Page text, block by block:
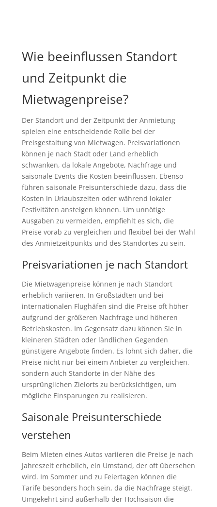
Wie beeinflussen Standort
und Zeitpunkt die
Mietwagenpreise?
Der Standort und der Zeitpunkt der Anmietung
spielen eine entscheidende Rolle bei der
Preisgestaltung von Mietwagen. Preisvariationen
können je nach Stadt oder Land erheblich
schwanken, da lokale Angebote, Nachfrage und
saisonale Events die Kosten beeinflussen. Ebenso
führen saisonale Preisunterschiede dazu, dass die
Kosten in Urlaubszeiten oder während lokaler
Festivitäten ansteigen können. Um unnötige
Ausgaben zu vermeiden, empfiehlt es sich, die
Preise vorab zu vergleichen und flexibel bei der Wahl
des Anmietzeitpunkts und des Standortes zu sein.
Preisvariationen je nach Standort
Die Mietwagenpreise können je nach Standort
erheblich variieren. In Großstädten und bei
internationalen Flughäfen sind die Preise oft höher
aufgrund der größeren Nachfrage und höheren
Betriebskosten. Im Gegensatz dazu können Sie in
kleineren Städten oder ländlichen Gegenden
günstigere Angebote finden. Es lohnt sich daher, die
Preise nicht nur bei einem Anbieter zu vergleichen,
sondern auch Standorte in der Nähe des
ursprünglichen Zielorts zu berücksichtigen, um
mögliche Einsparungen zu realisieren.
Saisonale Preisunterschiede
verstehen
Beim Mieten eines Autos variieren die Preise je nach
Jahreszeit erheblich, ein Umstand, der oft übersehen
wird. Im Sommer und zu Feiertagen können die
Tarife besonders hoch sein, da die Nachfrage steigt.
Umgekehrt sind außerhalb der Hochsaison die